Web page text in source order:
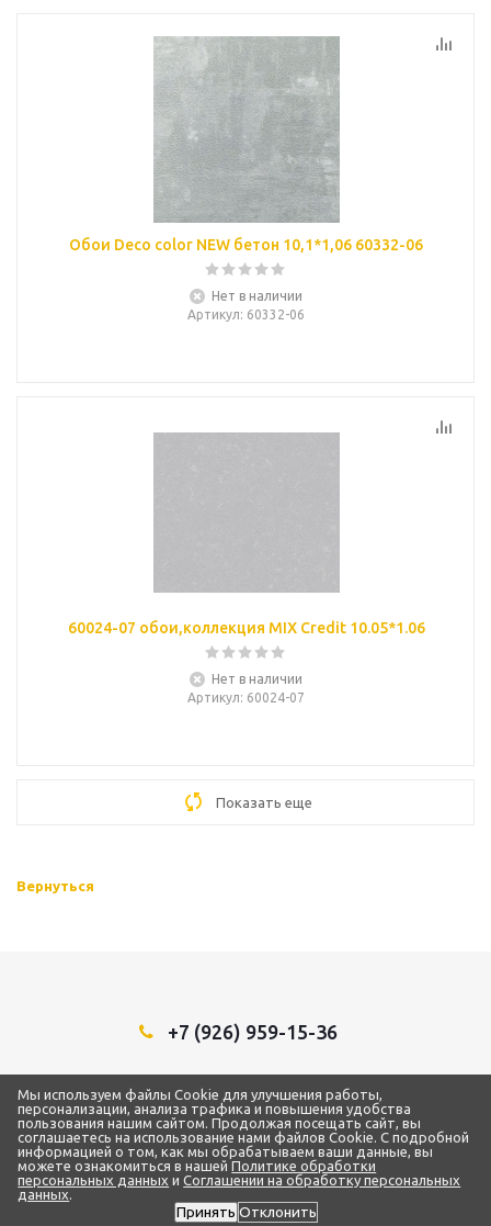
Обои Deco color NEW бетон 10,1*1,06 60332-06
Нет в наличии
Артикул: 60332-06
60024-07 обои,коллекция MIX Credit 10.05*1.06
Нет в наличии
Артикул: 60024-07
Показать еще
Вернуться
+7 (926) 959-15-36
2018 - 2026 © ТЦ “1Строительный”
ИП Самарин Александр Владимирович
ИНН 772873093959 / ОГРН 319500700004192
Мы используем файлы Cookie для улучшения работы,
персонализации, анализа трафика и повышения удобства
пользования нашим сайтом. Продолжая посещать сайт, вы
соглашаетесь на использование нами файлов Cookie. С подробной
информацией о том, как мы обрабатываем ваши данные, вы
можете ознакомиться в нашейПолитике обработки
персональных данных иСоглашении на обработку персональных
данных.
Принять Отклонить